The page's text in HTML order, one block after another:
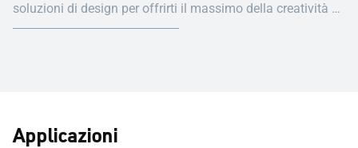
soluzioni di design per offrirti il massimo della creatività e
flessibilità.
Applicazioni